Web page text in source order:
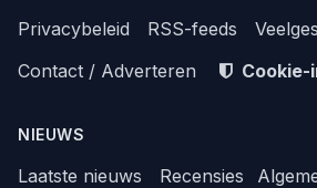
Privacybeleid
RSS-feeds
Contact / Adverteren
Cookie-
NIEUWS
Laatste nieuws Recensies